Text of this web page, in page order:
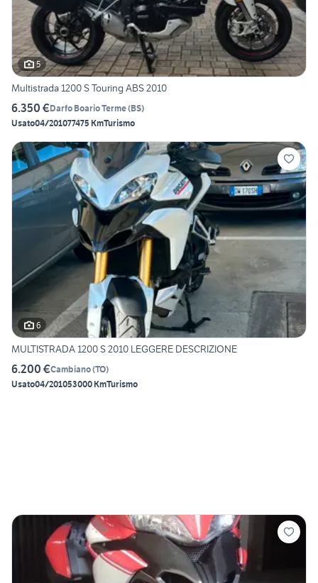
5
Multistrada 1200 S Touring ABS 2010
6.350 €Darfo Boario Terme(BS)
Usato04/201077475 KmTurismo
6
MULTISTRADA 1200 S 2010 LEGGERE DESCRIZIONE
6.200 €Cambiano(TO)
Usato04/201053000 KmTurismo